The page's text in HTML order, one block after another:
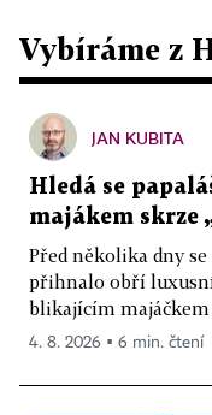
Vybíráme z
JAN KUBITA
Hledá se
majákem skrze
Před několika dny
přihnalo obří
blikajícím majáčkem
4. 8. 2026 ▪ 6 min. čtení